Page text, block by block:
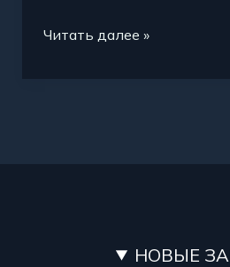
Читать далее »
НОВЫЕ